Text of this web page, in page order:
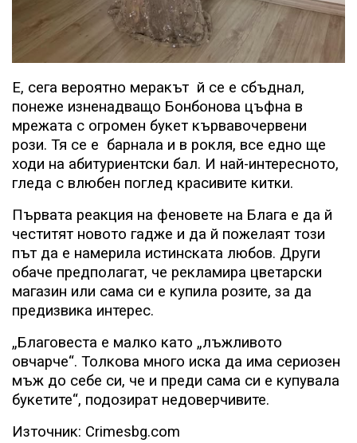
Е, сега вероятно меракът й се е сбъднал,
понеже изненадващо Бонбонова цъфна в
мрежата с огромен букет кървавочервени
рози. Тя се е барнала и в рокля, все едно ще
ходи на абитуриентски бал. И най-интересното,
гледа с влюбен поглед красивите китки.
Първата реакция на феновете на Блага е да й
честитят новото гадже и да й пожелаят този
път да е намерила истинската любов. Други
обаче предполагат, че рекламира цветарски
магазин или сама си е купила розите, за да
предизвика интерес.
„Благовеста е малко като „лъжливото
овчарче“. Толкова много иска да има сериозен
мъж до себе си, че и преди сама си е купувала
букетите“, подозират недоверчивите.
Източник: Crimesbg.com